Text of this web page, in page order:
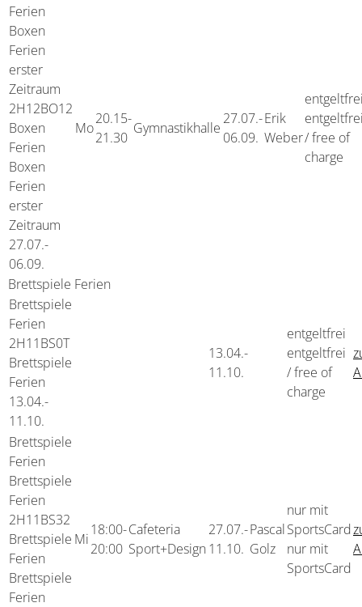
Ferien
Boxen
Ferien
erster
Zeitraum
2H12BO12
Boxen
Ferien
Boxen
Ferien
erster
Zeitraum
27.07.-
06.09.
Mo
20.15-
21.30
Gymnastikhalle
27.07.-
06.09.
Erik
Weber/ free of
charge
Brettspiele Ferien
Brettspiele
Ferien
2H11BS0T
Brettspiele
Ferien
13.04.-
11.10.
13.04.-
11.10.
entgeltfrei
entgeltfrei
/ free of
charge
Brettspiele
Ferien
Brettspiele
Ferien
2H11BS32
Brettspiele
Ferien
Brettspiele
Ferien
Mi
18:00-
20:00
Cafeteria
Sport+Design
27.07.-
11.10.
Pascal
Golz
nur mit
SportsCard
nur mit
SportsCard